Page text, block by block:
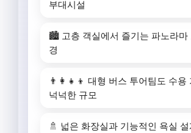
부대시설
🏙️ 고층 객실에서 즐기는 파노라마
경
👨‍👩‍👧‍👦 대형 버스 투어팀도 수용
넉넉한 규모
🚿 넓은 화장실과 기능적인 욕실 설